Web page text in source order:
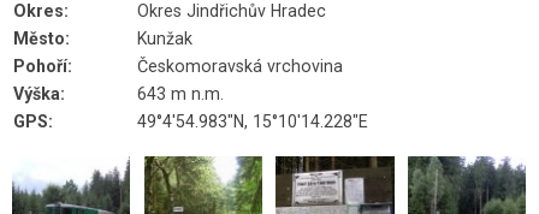
Okres:
Okres Jindřichův Hradec
Město:
Kunžak
Pohoří:
Českomoravská vrchovina
Výška:
643 m n.m.
GPS:
49°4'54.983"N, 15°10'14.228"E